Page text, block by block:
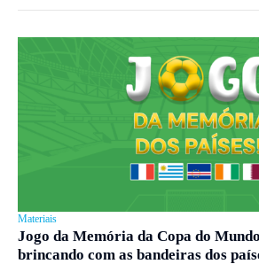
Materiais
Jogo da Memória da Copa do
brincando com as bandeiras dos